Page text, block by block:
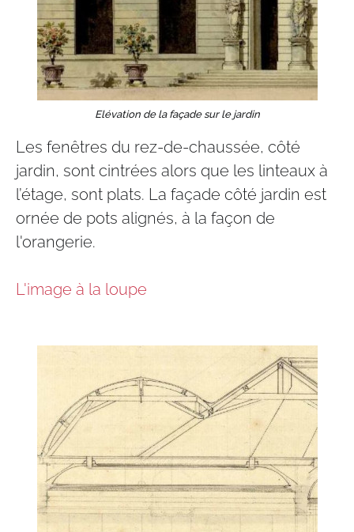
Elévation de la façade sur le jardin
Les fenêtres du rez-de-chaussée, côté
jardin, sont cintrées alors que les linteaux à
l’étage, sont plats. La façade côté jardin est
ornée de pots alignés, à la façon de
l'orangerie.
L'image à la loupe